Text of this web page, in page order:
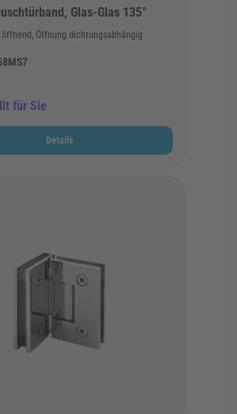
Glas-Glas 135°
öffnend, Öffnung dichtungsabhängig
für Sie
Details